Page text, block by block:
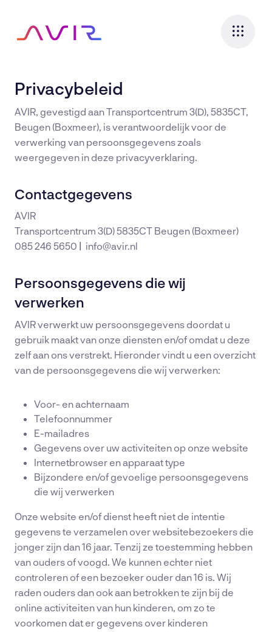
Expertises
Ruimtes
Consultancy
In de praktijk
Over ons
Maak kennis
Nieuws en Blogs
Werken bij
Vacatures
Transportcentrum 3(D), Beugen
(Boxmeer)
085 246 5650
info@avir.nl
KvK: 86863398
BTW: NL 8641.21.842 B01
IBAN: NL58 RABO 0198 6716 95
Privacybeleid
AVIR, gevestigd aan Transportcentrum 3(D), 5835CT,
Beugen (Boxmeer), is verantwoordelijk voor de
verwerking van persoonsgegevens zoals
weergegeven in deze privacyverklaring.
Contactgegevens
AVIR
Transportcentrum 3(D) 5835CT Beugen (Boxmeer)
085 246 5650 | info@avir.nl
Persoonsgegevens die wij
verwerken
AVIR verwerkt uw persoonsgegevens doordat u
gebruik maakt van onze diensten en/of omdat u deze
zelf aan ons verstrekt. Hieronder vindt u een overzicht
van de persoonsgegevens die wij verwerken:
Voor- en achternaam
Telefoonnummer
E-mailadres
Gegevens over uw activiteiten op onze website
Internetbrowser en apparaat type
Bijzondere en/of gevoelige persoonsgegevens
die wij verwerken
Onze website en/of dienst heeft niet de intentie
gegevens te verzamelen over websitebezoekers die
jonger zijn dan 16 jaar. Tenzij ze toestemming hebben
van ouders of voogd. We kunnen echter niet
controleren of een bezoeker ouder dan 16 is. Wij
raden ouders dan ook aan betrokken te zijn bij de
online activiteiten van hun kinderen, om zo te
voorkomen dat er gegevens over kinderen